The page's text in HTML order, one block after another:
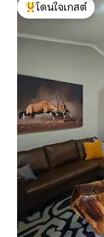
โดนใจเกสต์ที่สุด
โดนใจเกสต์